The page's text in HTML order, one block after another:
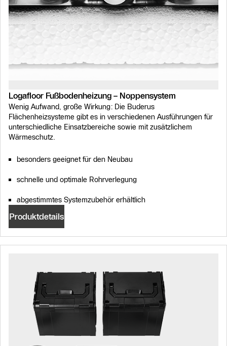
Logafloor Fußbodenheizung – Noppensystem
Wenig Aufwand, große Wirkung: Die Buderus
Flächenheizsysteme gibt es in verschiedenen Ausführungen für
unterschiedliche Einsatzbereiche sowie mit zusätzlichem
Wärmeschutz.
besonders geeignet für den Neubau
schnelle und optimale Rohrverlegung
abgestimmtes Systemzubehör erhältlich
Produktdetails